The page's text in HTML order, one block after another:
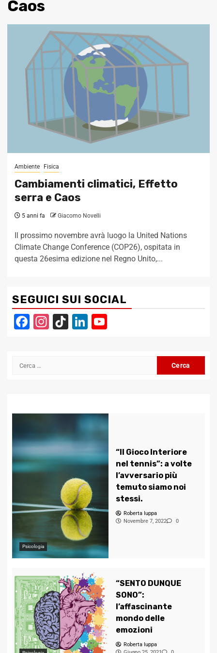
Caos
Ambiente Fisica
Cambiamenti climatici, Effetto
serra e Caos
5 anni fa Giacomo Novelli
Il prossimo novembre avrà luogo la United Nations
Climate Change Conference (COP26), ospitata in
questa 26esima edizione nel Regno Unito,...
SEGUICI SUI SOCIAL
Facebook
Instagram
TikTokLinkedIn
Ricerca
Psicologia
“Il Gioco Interiore
nel tennis”: a volte
l’avversario più
temuto siamo noi
stessi.
Roberta Iuppa
Novembre 7, 2022
0
“SENTO DUNQUE
SONO”:
l’affascinante
mondo delle
emozioni
Roberta Iuppa